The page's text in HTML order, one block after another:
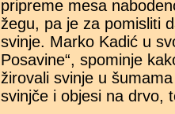
pripreme mesa
žegu, pa je za pomisliti
svinje. Marko Kadić u
Posavine“, spominje
žirovali svinje u
svinjče i objesi na drvo,